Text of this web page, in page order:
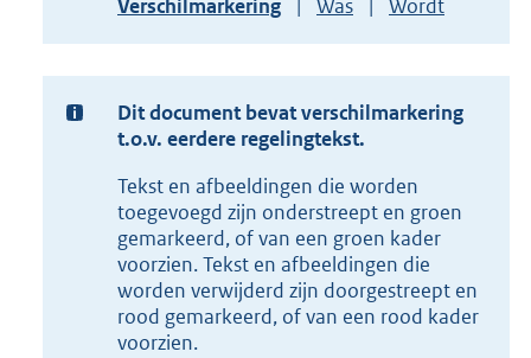
g
t
t
:
2
3
6
K
b
versie
van
document
Verschilmarkering Was Wordt
Dit document bevat verschilmarkering
t.o.v. eerdere regelingtekst.
Tekst en afbeeldingen die worden
toegevoegd zijn onderstreept en groen
gemarkeerd, of van een groen kader
voorzien. Tekst en afbeeldingen die
worden verwijderd zijn doorgestreept en
rood gemarkeerd, of van een rood kader
voorzien.